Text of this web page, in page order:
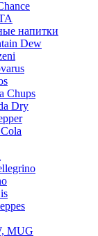
напитки
Dew
Chups
Dry
MUG